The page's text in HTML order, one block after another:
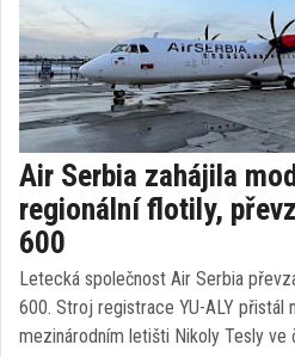
Air Serbia zahájila
regionální flotily,
600
Letecká společnost Air Serbia
600. Stroj registrace YU-ALY přistál
mezinárodním letišti Nikoly Tesly